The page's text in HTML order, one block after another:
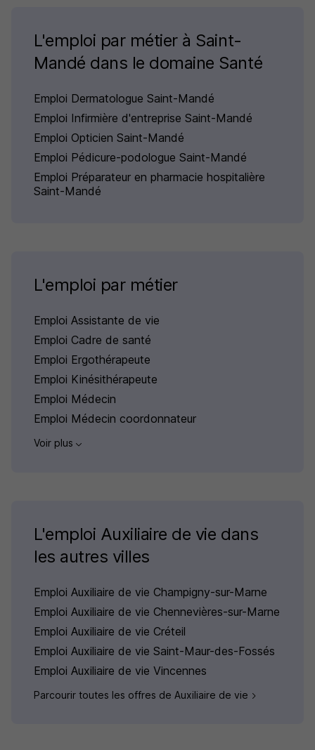
L'emploi par métier à Saint-
Mandé dans le domaine Santé
Emploi Dermatologue Saint-Mandé
Emploi Infirmière d'entreprise Saint-Mandé
Emploi Opticien Saint-Mandé
Emploi Pédicure-podologue Saint-Mandé
Emploi Préparateur en pharmacie hospitalière
Saint-Mandé
L'emploi par métier
Emploi Assistante de vie
Emploi Cadre de santé
Emploi Ergothérapeute
Emploi Kinésithérapeute
Emploi Médecin
Emploi Médecin coordonnateur
Voir plus
L'emploi Auxiliaire de vie dans
les autres villes
Emploi Auxiliaire de vie Champigny-sur-Marne
Emploi Auxiliaire de vie Chennevières-sur-Marne
Emploi Auxiliaire de vie Créteil
Emploi Auxiliaire de vie Saint-Maur-des-Fossés
Emploi Auxiliaire de vie Vincennes
Parcourir toutes les offres de Auxiliaire de vie